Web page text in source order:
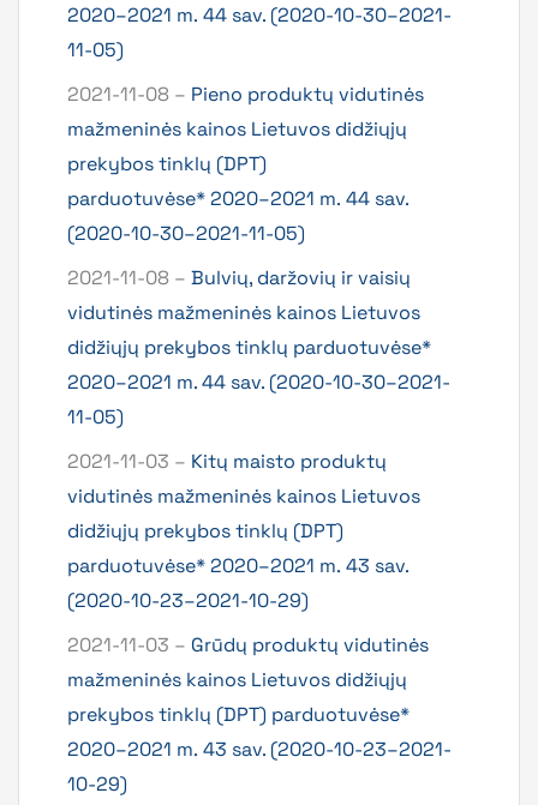
2020–2021 m. 44 sav. (2020-10-30–2021-
11-05)
2021-11-08 – Pieno produktų vidutinės
mažmeninės kainos Lietuvos didžiųjų
prekybos tinklų (DPT)
parduotuvėse* 2020–2021 m. 44 sav.
(2020-10-30–2021-11-05)
2021-11-08 – Bulvių, daržovių ir vaisių
vidutinės mažmeninės kainos Lietuvos
didžiųjų prekybos tinklų parduotuvėse*
2020–2021 m. 44 sav. (2020-10-30–2021-
11-05)
2021-11-03 – Kitų maisto produktų
vidutinės mažmeninės kainos Lietuvos
didžiųjų prekybos tinklų (DPT)
parduotuvėse* 2020–2021 m. 43 sav.
(2020-10-23–2021-10-29)
2021-11-03 – Grūdų produktų vidutinės
mažmeninės kainos Lietuvos didžiųjų
prekybos tinklų (DPT) parduotuvėse*
2020–2021 m. 43 sav. (2020-10-23–2021-
10-29)